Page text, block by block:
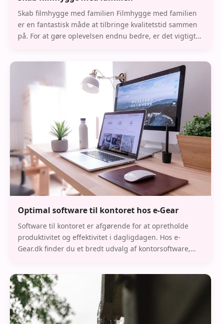
Skab filmhygge med familien Filmhygge med familien
er en fantastisk måde at tilbringe kvalitetstid sammen
på. For at gøre oplevelsen endnu bedre, er det vigtigt
Optimal software til kontoret hos e-Gear
Software til kontoret er afgørende for at opretholde
produktivitet og effektivitet i dagligdagen. Hos e-
Gear.dk finder du et bredt udvalg af kontorsoftware,